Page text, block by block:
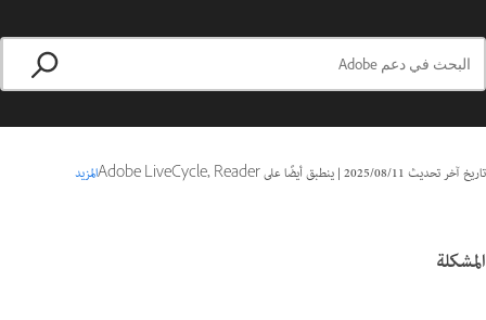
تاريخ آخر تحديث11‏/08‏/2025
|ينطبق أيضًا على Adobe LiveCycle, Reader المزيد
المشكلة